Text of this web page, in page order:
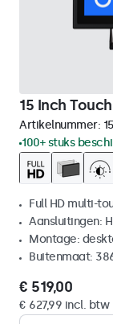
15 Inch
Artikelnummer:
100+ stuks
Full HD multi-
Aansluitingen:
Montage:
Buitenmaat:
€ 519,00
€ 627,99 incl. btw